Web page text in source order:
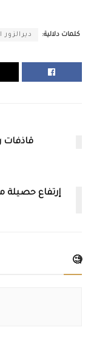
كلمات دلالية:
قاذفات
إرتفاع حصيلة
🧐